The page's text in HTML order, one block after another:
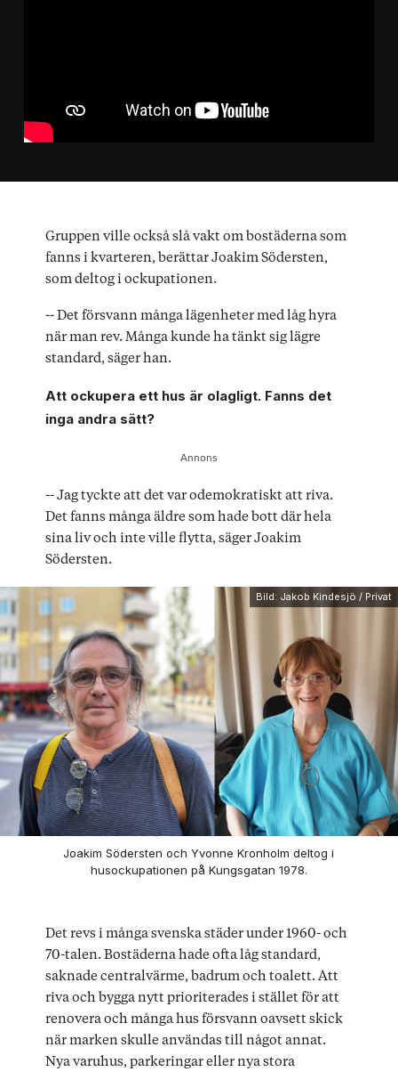
Gruppen ville också slå vakt om bostäderna som
fanns i kvarteren, berättar Joakim Södersten,
som deltog i ockupationen.
-- Det försvann många lägenheter med låg hyra
när man rev. Många kunde ha tänkt sig lägre
standard, säger han.
Att ockupera ett hus är olagligt. Fanns det
inga andra sätt?
-- Jag tyckte att det var odemokratiskt att riva.
Det fanns många äldre som hade bott där hela
sina liv och inte ville flytta, säger Joakim
Södersten.
Bild: Jakob Kindesjö / Privat
Joakim Södersten och Yvonne Kronholm deltog i
husockupationen på Kungsgatan 1978.
Det revs i många svenska städer under 1960- och
70-talen. Bostäderna hade ofta låg standard,
saknade centralvärme, badrum och toalett. Att
riva och bygga nytt prioriterades i stället för att
renovera och många hus försvann oavsett skick
när marken skulle användas till något annat.
Nya varuhus, parkeringar eller nya stora